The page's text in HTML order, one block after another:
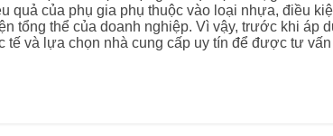
quả của phụ gia phụ thuộc vào loại nhựa, điều
tổng thể của doanh nghiệp. Vì vậy, trước khi áp
tế và lựa chọn nhà cung cấp uy tín để được tư